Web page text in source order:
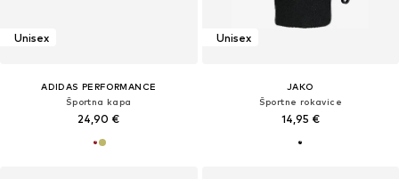
Unisex
ADIDAS PERFORMANCE
Športna kapa
24,90 €
Unisex
JAKO
Športne rokavice
14,95 €